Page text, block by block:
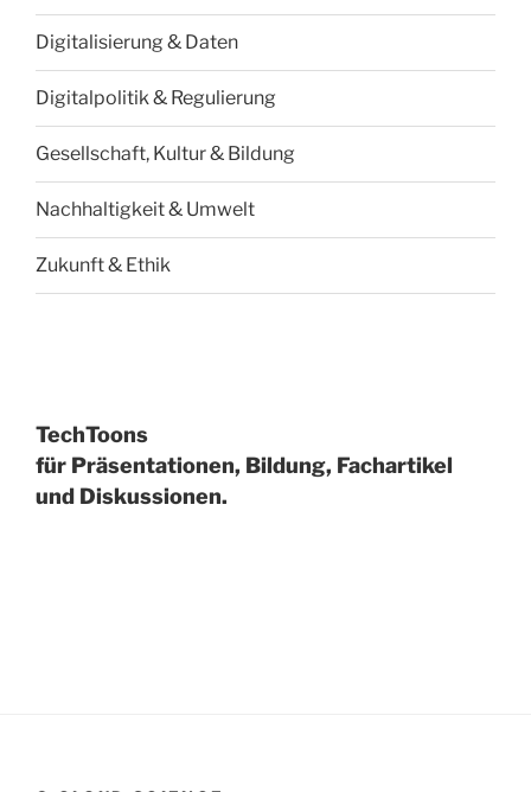
Digitalisierung & Daten
Digitalpolitik & Regulierung
Gesellschaft, Kultur & Bildung
Nachhaltigkeit & Umwelt
Zukunft & Ethik
TechToons
für Präsentationen, Bildung, Fachartikel
und Diskussionen.